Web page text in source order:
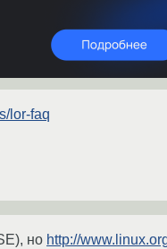
lor-faq
но http://